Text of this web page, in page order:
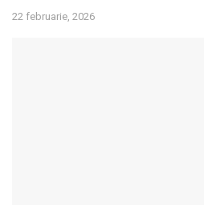
22 februarie, 2026